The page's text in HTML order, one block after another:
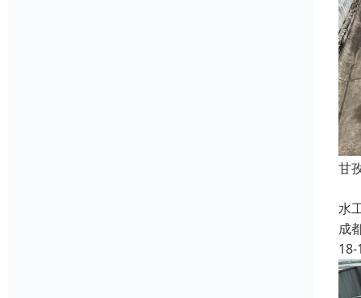
甘
水
成
18-